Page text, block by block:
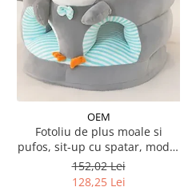
OEM
Fotoliu de plus moale si
pufos, sit-up cu spatar, model
animalute
152,02 Lei
128,25 Lei